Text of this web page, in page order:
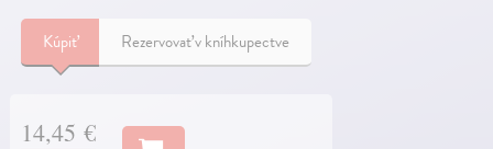
Kúpiť Rezervovať v kníhkupectve
14,45 €